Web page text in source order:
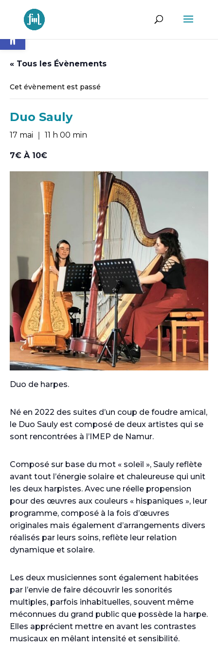
Ouvrir la barre d’outils
« Tous les Évènements
Cet évènement est passé
Duo Sauly
17 mai ｜ 11 h 00 min
7€ À 10€
Duo de harpes.
Né en 2022 des suites d’un coup de foudre amical,
le Duo Sauly est composé de deux artistes qui se
sont rencontrées à l’IMEP de Namur.
Composé sur base du mot « soleil », Sauly reflète
avant tout l’énergie solaire et chaleureuse qui unit
les deux harpistes. Avec une réelle propension
pour des œuvres aux couleurs « hispaniques », leur
programme, composé à la fois d’œuvres
originales mais également d’arrangements divers
réalisés par leurs soins, reflète leur relation
dynamique et solaire.
Les deux musiciennes sont également habitées
par l’envie de faire découvrir les sonorités
multiples, parfois inhabituelles, souvent même
méconnues du grand public que possède la harpe.
Elles apprécient mettre en avant les contrastes
musicaux en mêlant intensité et sensibilité.